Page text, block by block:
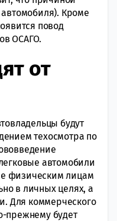
автомобиля). Кроме
повод
ОСАГО.
от
будут
техосмотра по
автомобили
физическим лицам
в личных целях, а
Для коммерческого
прежнему будет